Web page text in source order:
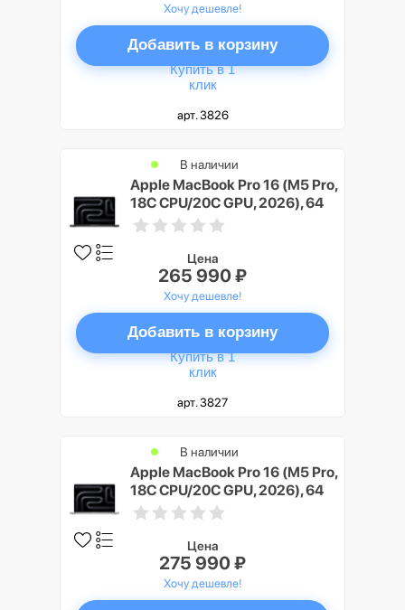
Хочу дешевле!
Добавить в корзину
Купить в 1
клик
арт. 3826
Apple MacBook Pro 16 (M5 Pro,
18C CPU/20C GPU, 2026), 64
ГБ, 1 ТБ SSD, Черный космос
В наличии
Цена
265 990 ₽
Хочу дешевле!
Добавить в корзину
Купить в 1
клик
арт. 3827
Apple MacBook Pro 16 (M5 Pro,
18C CPU/20C GPU, 2026), 64
ГБ, 2 ТБ SSD, Серебристый
В наличии
Цена
275 990 ₽
Хочу дешевле!